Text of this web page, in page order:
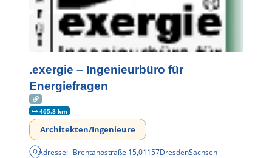
.exergie – Ingenieurbüro für
Energiefragen
465.8 km
Architekten/Ingenieure
Adresse: Brentanostraße 15,01157DresdenSachsen